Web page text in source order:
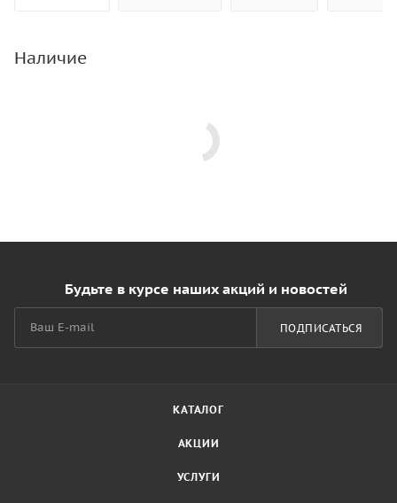
Наличие
Будьте в курсе наших акций и новостей
ПОДПИСАТЬСЯ
КАТАЛОГ
АКЦИИ
УСЛУГИ